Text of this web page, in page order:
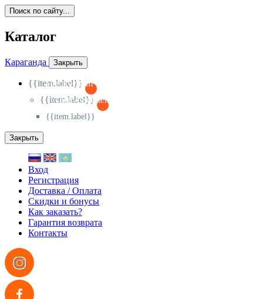
Поиск по сайту...
Каталог
Караганда Закрыть
{{item.label}}
{{activeItem==item.id?'-
{{item.label}}
{{activeSubitem==item.id?'-
{{item.label}}
Закрыть
Вход
Регистрация
Доставка / Оплата
Скидки и бонусы
Как заказать?
Гарантия возврата
Контакты